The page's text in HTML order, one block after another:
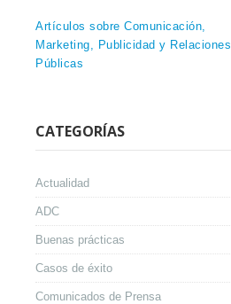
Artículos sobre Comunicación,
Marketing, Publicidad y Relaciones
Públicas
CATEGORÍAS
Actualidad
ADC
Buenas prácticas
Casos de éxito
Comunicados de Prensa